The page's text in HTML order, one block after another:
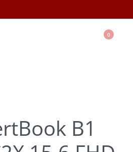
0
B1